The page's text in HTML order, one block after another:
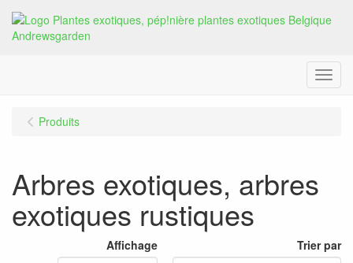
Menu
Produits
Arbres exotiques, arbres
exotiques rustiques
Affichage Trier par